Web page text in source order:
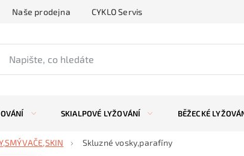
Naše prodejna CYKLO Servis
SKIALPOVÉ LYŽOVÁNÍ BĚŽECKÉ
Skluzné vosky,parafíny